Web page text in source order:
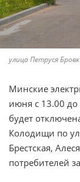
улица Петруся
Минские
июня с 13.00 до
будет
Колодищи по
Брестская,
потребителей